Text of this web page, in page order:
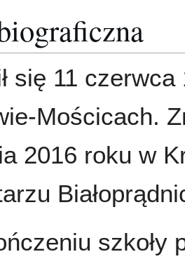
się 11
Mościcach.
2016 roku w
szkoły